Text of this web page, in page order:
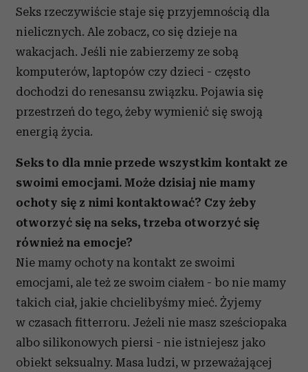
Seks rzeczywiście staje się przyjemnością dla
nielicznych. Ale zobacz, co się dzieje na
wakacjach. Jeśli nie zabierzemy ze sobą
komputerów, laptopów czy dzieci - często
dochodzi do renesansu związku. Pojawia się
przestrzeń do tego, żeby wymienić się swoją
energią życia.
Seks to dla mnie przede wszystkim kontakt ze
swoimi emocjami. Może dzisiaj nie mamy
ochoty się z nimi kontaktować? Czy żeby
otworzyć się na seks, trzeba otworzyć się
również na emocje?
Nie mamy ochoty na kontakt ze swoimi
emocjami, ale też ze swoim ciałem - bo nie mamy
takich ciał, jakie chcielibyśmy mieć. Żyjemy
w czasach fitterroru. Jeżeli nie masz sześciopaka
albo silikonowych piersi - nie istniejesz jako
obiekt seksualny. Masa ludzi, w przeważającej